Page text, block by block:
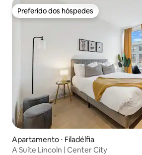
Preferido dos hóspedes
Preferido dos hóspedes
Apartamento ⋅ Filadélfia
A Suíte Lincoln | Center City